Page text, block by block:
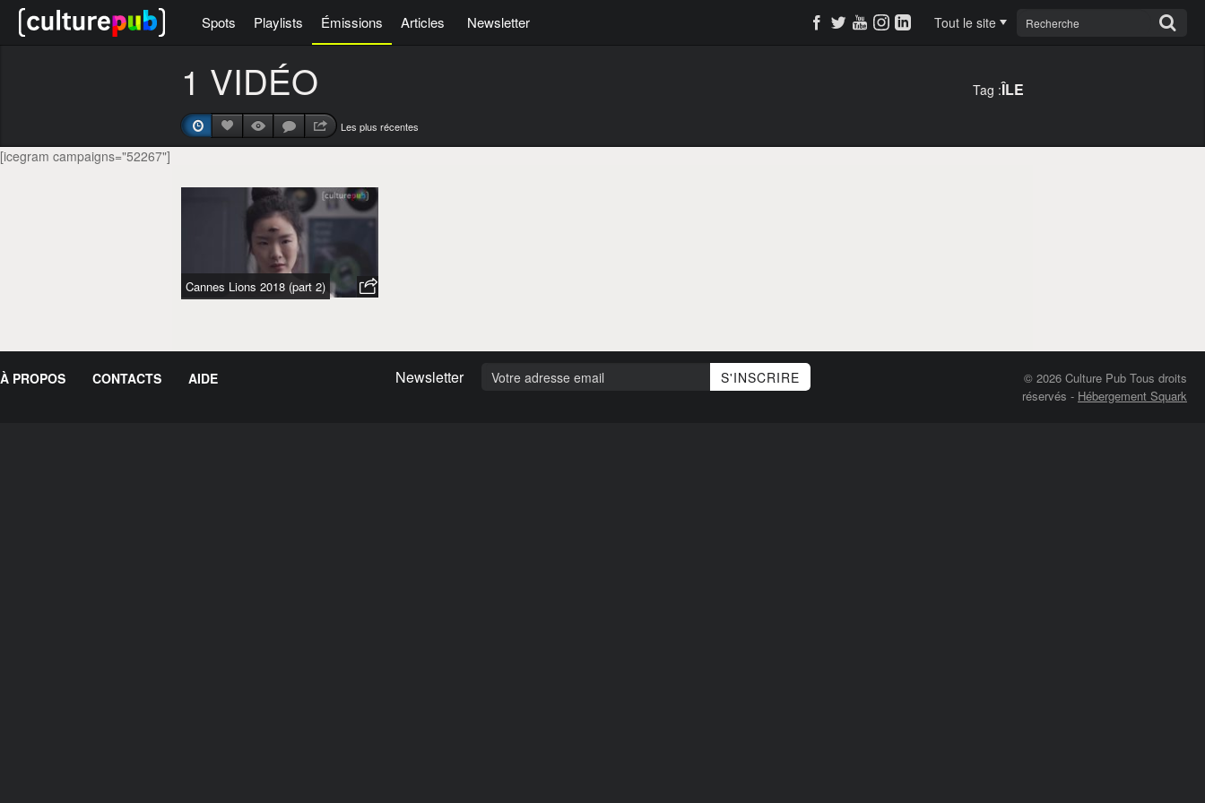
Spots Playlists Émissions Articles Newsletter Tout le site
1 VIDÉO Tag :ÎLE
Les plus récentes
[icegram campaigns="52267"]
Cannes Lions 2018 (part 2)
À PROPOS CONTACTS AIDE Newsletter
© 2026 Culture Pub Tous droits
réservés - Hébergement Squark